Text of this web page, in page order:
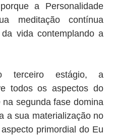
a Personalidade
meditação contínua
vida contemplando a
terceiro estágio, a
todos os aspectos do
segunda fase domina
a sua materialização no
primordial do Eu